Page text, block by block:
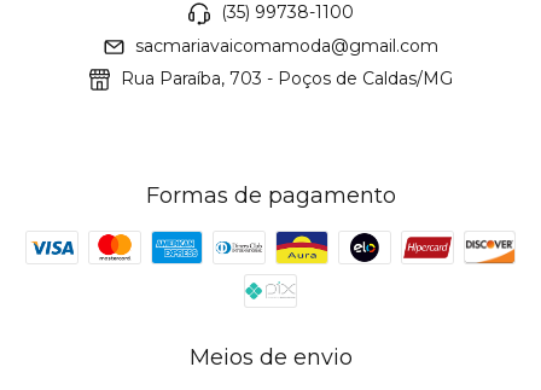
(35) 99738-1100
sacmariavaicomamoda@gmail.com
Rua Paraíba, 703 - Poços de Caldas/MG
Formas de pagamento
Meios de envio